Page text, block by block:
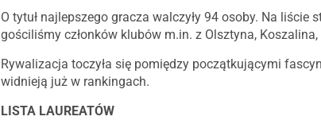
O tytuł najlepszego gracza walczyły 94 osoby. Na
gościliśmy członków klubów m.in. z Olsztyna,
Rywalizacja toczyła się pomiędzy początkującymi
widnieją już w rankingach.
LISTA LAUREATÓW